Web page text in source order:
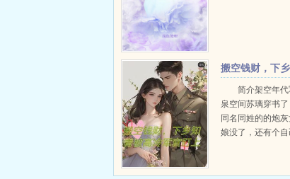
搬空钱财，下
高冷军官盯上
简介架空年
泉空间苏璃穿书
同名同姓的的炮
娘没了，还有个
着她的面将玉佩